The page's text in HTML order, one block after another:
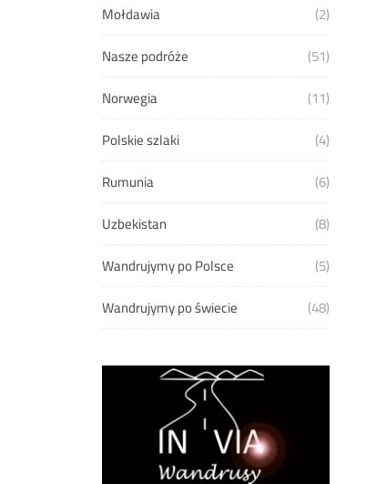
Mołdawia
(2)
Nasze podróże
(51)
Norwegia
(11)
Polskie szlaki
(4)
Rumunia
(6)
Uzbekistan
(8)
Wandrujymy po Polsce
(5)
Wandrujymy po świecie
(48)